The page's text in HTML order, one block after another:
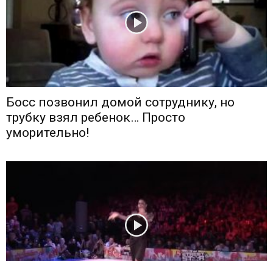
Босс позвонил домой сотруднику, но
трубку взял ребенок… Просто
уморительно!